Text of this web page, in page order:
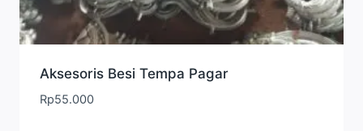
Aksesoris Besi Tempa Pagar
Rp55.000